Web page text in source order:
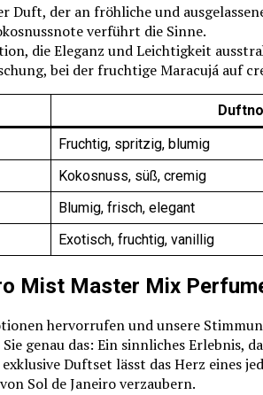
Duft, der an fröhliche und
verführt die Sinne.
die Eleganz und Leichtigkeit
bei der fruchtige Maracujá auf
Fruchtig, spritzig, blumig
Kokosnuss, süß, cremig
Blumig, frisch, elegant
Exotisch, fruchtig, vanillig
Mist Master Mix
hervorrufen und unsere
genau das: Ein sinnliches
Duftset lässt das Herz eines
Sol de Janeiro verzaubern.